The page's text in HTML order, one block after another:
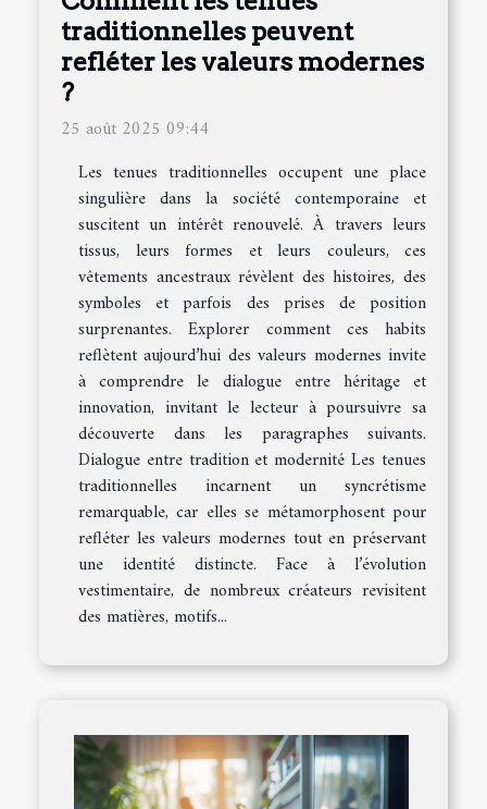
traditionnelles peuvent
refléter les valeurs modernes
?
25 août 2025 09:44
Les tenues traditionnelles occupent une place
singulière dans la société contemporaine et
suscitent un intérêt renouvelé. À travers leurs
tissus, leurs formes et leurs couleurs, ces
vêtements ancestraux révèlent des histoires, des
symboles et parfois des prises de position
surprenantes. Explorer comment ces habits
reflètent aujourd’hui des valeurs modernes invite
à comprendre le dialogue entre héritage et
innovation, invitant le lecteur à poursuivre sa
découverte dans les paragraphes suivants.
Dialogue entre tradition et modernité Les tenues
traditionnelles incarnent un syncrétisme
remarquable, car elles se métamorphosent pour
refléter les valeurs modernes tout en préservant
une identité distincte. Face à l’évolution
vestimentaire, de nombreux créateurs revisitent
des matières, motifs...